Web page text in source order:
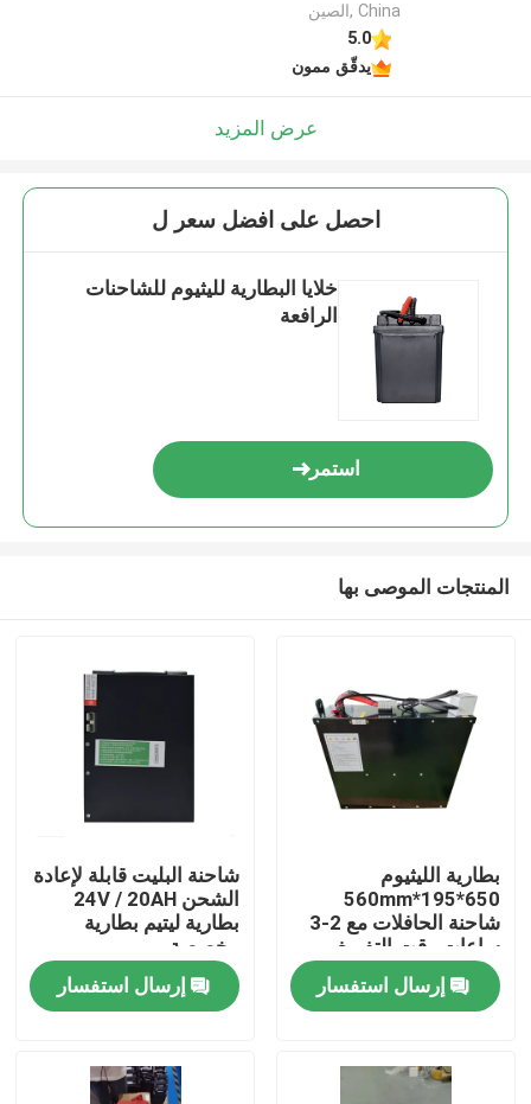
بيت
China ,الصين
5.0
يدقّق ممون
عرض المزيد
احصل على افضل سعر ل
خلايا البطارية لليثيوم للشاحنات
الرافعة
استمر
المنتجات الموصى بها
بطارية الليثيوم
650*195*560mm
شاحنة الحافلات مع 2-3
ساعات وقت التفريغ
للعمليات
إرسال استفسار
شاحنة البليت قابلة لإعادة
الشحن 24V / 20AH
بطارية ليتيم بطارية
مخصصة
إرسال استفسار